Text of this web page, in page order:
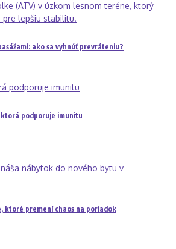
ako sa vyhnúť prevráteniu?
podporuje imunitu
ktoré premení chaos na poriadok